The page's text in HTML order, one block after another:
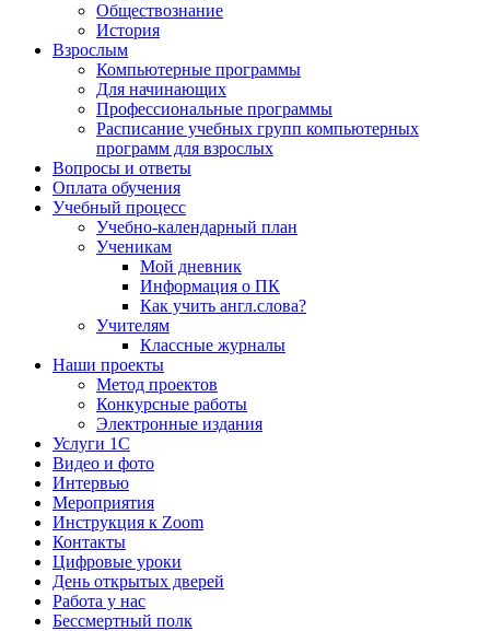
Обществознание
История
Взрослым
Компьютерные программы
Для начинающих
Профессиональные программы
Расписание учебных групп компьютерных
программ для взрослых
Вопросы и ответы
Оплата обучения
Учебный процесс
Учебно-календарный план
Ученикам
Мой дневник
Информация о ПК
Как учить англ.слова?
Учителям
Классные журналы
Наши проекты
Метод проектов
Конкурсные работы
Электронные издания
Услуги 1C
Видео и фото
Интервью
Мероприятия
Инструкция к Zoom
Контакты
Цифровые уроки
День открытых дверей
Работа у нас
Бессмертный полк